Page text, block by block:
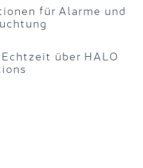
für Alarme und
über HALO